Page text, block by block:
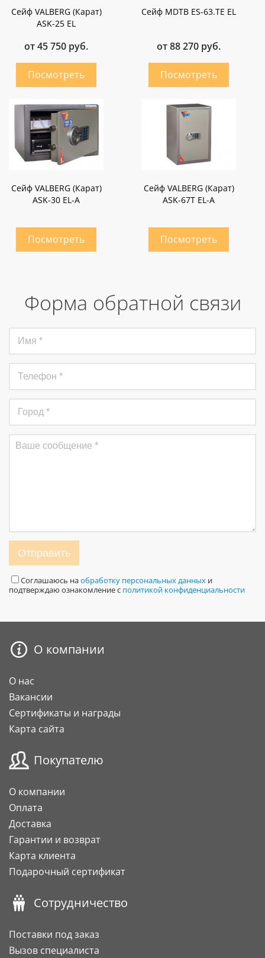
Сейф VALBERG (Карат)
ASK-25 EL
от 45 750 руб.
Сейф MDTB ES-63.ТE EL
от 88 270 руб.
Сейф VALBERG (Карат)
ASK-30 EL-A
Сейф VALBERG (Карат)
ASK-67Т EL-A
Форма обратной связи
Отправить
Соглашаюсь наобработку персональных данных и
подтверждаю ознакомление с политикой конфиденциальности
О компании
О нас
Вакансии
Сертификаты и награды
Карта сайта
Покупателю
О компании
Оплата
Доставка
Гарантии и возврат
Карта клиента
Подарочный сертификат
Сотрудничество
Поставки под заказ
Вызов специалиста